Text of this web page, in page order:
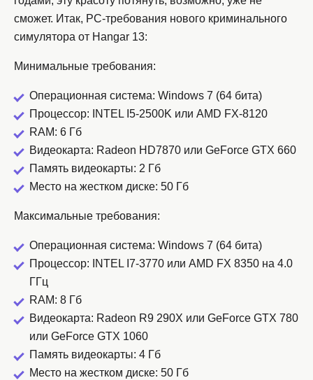
сможет. Итак, PC-требования нового криминального
симулятора от Hangar 13:
Минимальные требования:
Операционная система: Windows 7 (64 бита)
Процессор: INTEL I5-2500K или AMD FX-8120
RAM: 6 Гб
Видеокарта: Radeon HD7870 или GeForce GTX 660
Память видеокарты: 2 Гб
Место на жестком диске: 50 Гб
Максимальные требования:
Операционная система: Windows 7 (64 бита)
Процессор: INTEL I7-3770 или AMD FX 8350 на 4.0
ГГц
RAM: 8 Гб
Видеокарта: Radeon R9 290X или GeForce GTX 780
или GeForce GTX 1060
Память видеокарты: 4 Гб
Место на жестком диске: 50 Гб